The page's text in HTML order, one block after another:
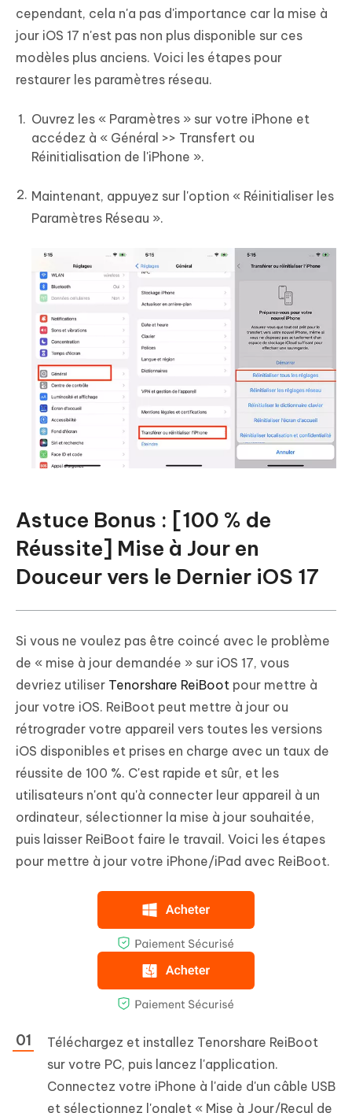
cependant, cela n'a pas d'importance car la mise à
jour iOS 17 n'est pas non plus disponible sur ces
modèles plus anciens. Voici les étapes pour
restaurer les paramètres réseau.
Ouvrez les « Paramètres » sur votre iPhone et
accédez à « Général >> Transfert ou
Réinitialisation de l'iPhone ».
Maintenant, appuyez sur l'option « Réinitialiser les
Paramètres Réseau ».
Astuce Bonus : [100 % de
Réussite] Mise à Jour en
Douceur vers le Dernier iOS 17
Si vous ne voulez pas être coincé avec le problème
de « mise à jour demandée » sur iOS 17, vous
devriez utiliser Tenorshare ReiBoot pour mettre à
jour votre iOS. ReiBoot peut mettre à jour ou
rétrograder votre appareil vers toutes les versions
iOS disponibles et prises en charge avec un taux de
réussite de 100 %. C'est rapide et sûr, et les
utilisateurs n'ont qu'à connecter leur appareil à un
ordinateur, sélectionner la mise à jour souhaitée,
puis laisser ReiBoot faire le travail. Voici les étapes
pour mettre à jour votre iPhone/iPad avec ReiBoot.
Téléchargez et installez Tenorshare ReiBoot
sur votre PC, puis lancez l'application.
Connectez votre iPhone à l'aide d'un câble USB
et sélectionnez l'onglet « Mise à Jour/Recul de